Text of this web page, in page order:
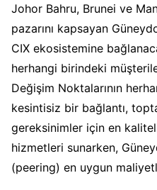
Johor Bahru, Brunei ve
pazarını kapsayan
CIX ekosistemine
herhangi birindeki
Değişim Noktalarının
kesintisiz bir bağlantı,
gereksinimler için en
hizmetleri sunarken,
(peering) en uygun